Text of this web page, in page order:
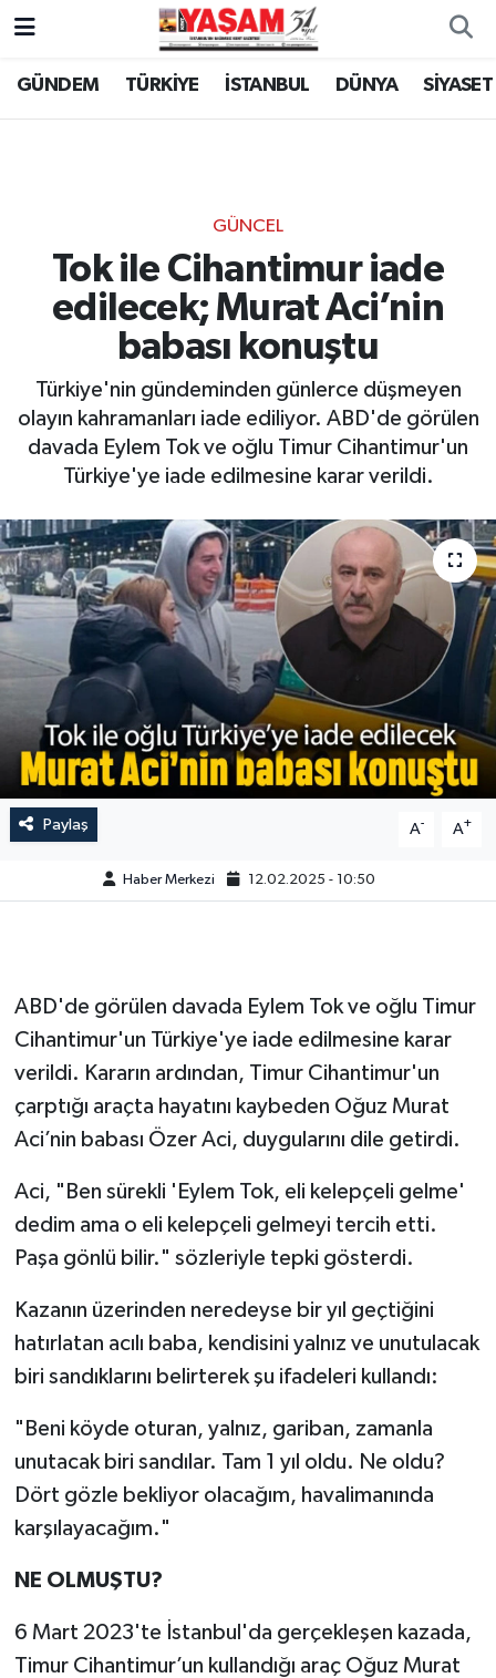
GÜNDEM TÜRKİYE İSTANBUL DÜNYA SİYASET
GÜNCEL
Tok ile Cihantimur iade
edilecek; Murat Aci’nin
babası konuştu
Türkiye'nin gündeminden günlerce düşmeyen
olayın kahramanları iade ediliyor. ABD'de görülen
davada Eylem Tok ve oğlu Timur Cihantimur'un
Türkiye'ye iade edilmesine karar verildi.
Paylaş A- A+
Haber Merkezi 12.02.2025 - 10:50
ABD'de görülen davada Eylem Tok ve oğlu Timur
Cihantimur'un Türkiye'ye iade edilmesine karar
verildi. Kararın ardından, Timur Cihantimur'un
çarptığı araçta hayatını kaybeden Oğuz Murat
Aci’nin babası Özer Aci, duygularını dile getirdi.
Aci, "Ben sürekli 'Eylem Tok, eli kelepçeli gelme'
dedim ama o eli kelepçeli gelmeyi tercih etti.
Paşa gönlü bilir." sözleriyle tepki gösterdi.
Kazanın üzerinden neredeyse bir yıl geçtiğini
hatırlatan acılı baba, kendisini yalnız ve unutulacak
biri sandıklarını belirterek şu ifadeleri kullandı:
"Beni köyde oturan, yalnız, gariban, zamanla
unutacak biri sandılar. Tam 1 yıl oldu. Ne oldu?
Dört gözle bekliyor olacağım, havalimanında
karşılayacağım."
NE OLMUŞTU?
6 Mart 2023'te İstanbul'da gerçekleşen kazada,
Timur Cihantimur’un kullandığı araç Oğuz Murat